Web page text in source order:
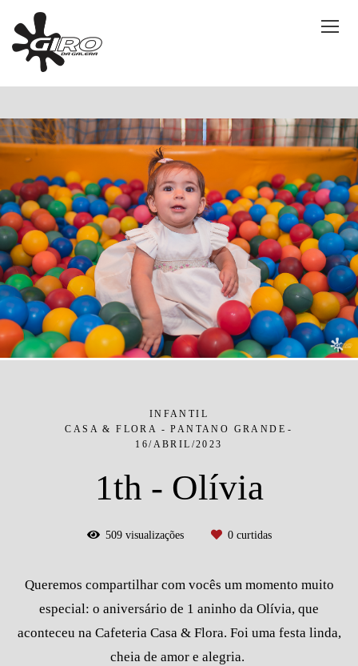
INFANTIL
CASA & FLORA - PANTANO GRANDE
16/ABRIL/2023
1th - Olívia
509visualizações 0curtidas
Queremos compartilhar com vocês um momento muito
especial: o aniversário de 1 aninho da Olívia, que
aconteceu na Cafeteria Casa & Flora. Foi uma festa linda,
cheia de amor e alegria.